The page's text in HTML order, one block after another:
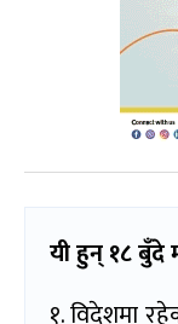
यी हुन् १८ बुँदे
१‍. विदेशमा